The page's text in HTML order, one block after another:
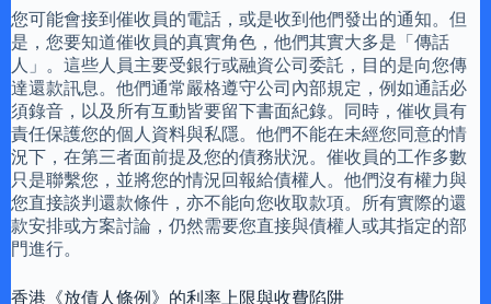
您可能會接到催收員的電話，或是收到他們發出的通知。但
是，您要知道催收員的真實角色，他們其實大多是「傳話
人」。這些人員主要受銀行或融資公司委託，目的是向您傳
達還款訊息。他們通常嚴格遵守公司內部規定，例如通話必
須錄音，以及所有互動皆要留下書面紀錄。同時，催收員有
責任保護您的個人資料與私隱。他們不能在未經您同意的情
況下，在第三者面前提及您的債務狀況。催收員的工作多數
只是聯繫您，並將您的情況回報給債權人。他們沒有權力與
您直接談判還款條件，亦不能向您收取款項。所有實際的還
款安排或方案討論，仍然需要您直接與債權人或其指定的部
門進行。
香港《放債人條例》的利率上限與收費陷阱